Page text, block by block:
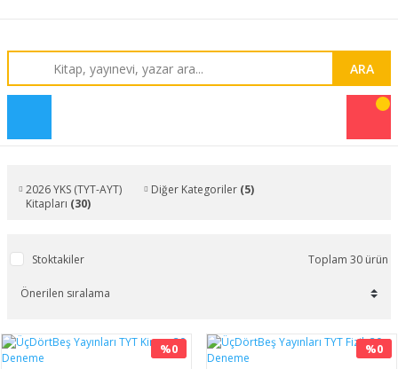
ARA
2026 YKS (TYT-AYT)
Kitapları (30)
Diğer Kategoriler (5)
Stoktakiler Toplam 30 ürün
%0 %0